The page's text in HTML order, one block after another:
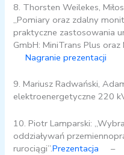
8. Thorsten Weilekes,
„Pomiary oraz zdalny
praktyczne zastosowania
GmbH: MiniTrans Plus oraz
Nagranie prezentacji
9. Mariusz Radwański,
elektroenergetyczne 220
10. Piotr Lamparski:
oddziaływań
rurociągi”.Prezentacja